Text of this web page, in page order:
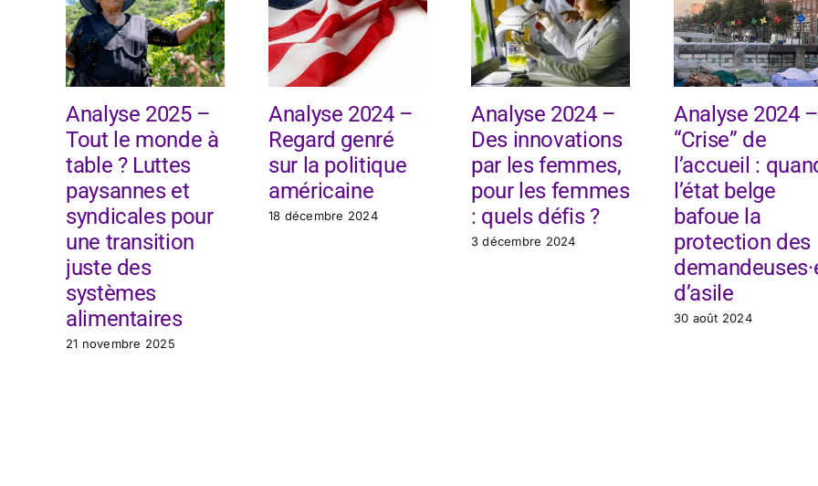
Analyse 2025 –
Tout le monde à
table ? Luttes
paysannes et
syndicales pour
une transition
juste des
systèmes
alimentaires
21 novembre 2025
Analyse 2024 –
Regard genré
sur la politique
américaine
18 décembre 2024
Analyse 2024 –
Des innovations
par les femmes,
pour les femmes
: quels défis ?
3 décembre 2024
Analyse 2024 –
“Crise” de
l’accueil :
l’état belge
bafoue la
protection des
d’asile
30 août 2024